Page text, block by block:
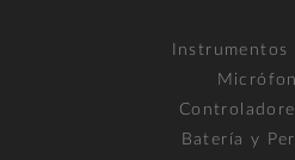
Instrumentos
Batería y